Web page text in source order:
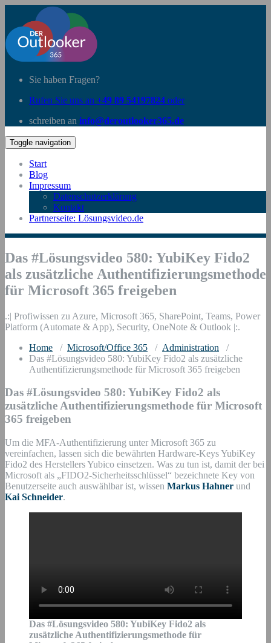
Sie haben Fragen?
Rufen Sie uns an +49 89 54197824 oder
schreiben an info@deroutlooker365.de
Toggle navigation
Start
Blog
Impressum
Datenschutzerklärung
Kontakt
Partnerseite: Lösungsvideo.de
Das #Lösungsvideo 580: YubiKey Fido2
als zusätzliche Authentifizierungsmethode
für Microsoft 365 freigeben
.:| Profiwissen zu Azure, Microsoft 365, SharePoint, Teams, Power
Platform (Automate & App), Security, OneNote & Outlook |:.
Home / Microsoft/Office 365 / Administration /
Das #Lösungsvideo 580: YubiKey Fido2 als zusätzliche
Authentifizierungsmethode für Microsoft 365 freigeben
Das #Lösungsvideo 580: YubiKey Fido2 als
zusätzliche Authentifizierungsmethode für Microsoft
365 freigeben
Um die MFA-Authentifizierung unter Microsoft 365 zu
vereinfachen, lassen sich die bewährten Hardware-Keys YubiKey
Fido2 des Herstellers Yubico einsetzen. Was zu tun ist, damit der bei
Microsoft als „FIDO2-Sicherheitsschlüssel“ bezeichnete Key von
Benutzerseite auch auswählbar ist, wissen Markus Hahner und
Kai Schneider.
Das #Lösungsvideo 580: YubiKey Fido2 als
zusätzliche Authentifizierungsmethode für